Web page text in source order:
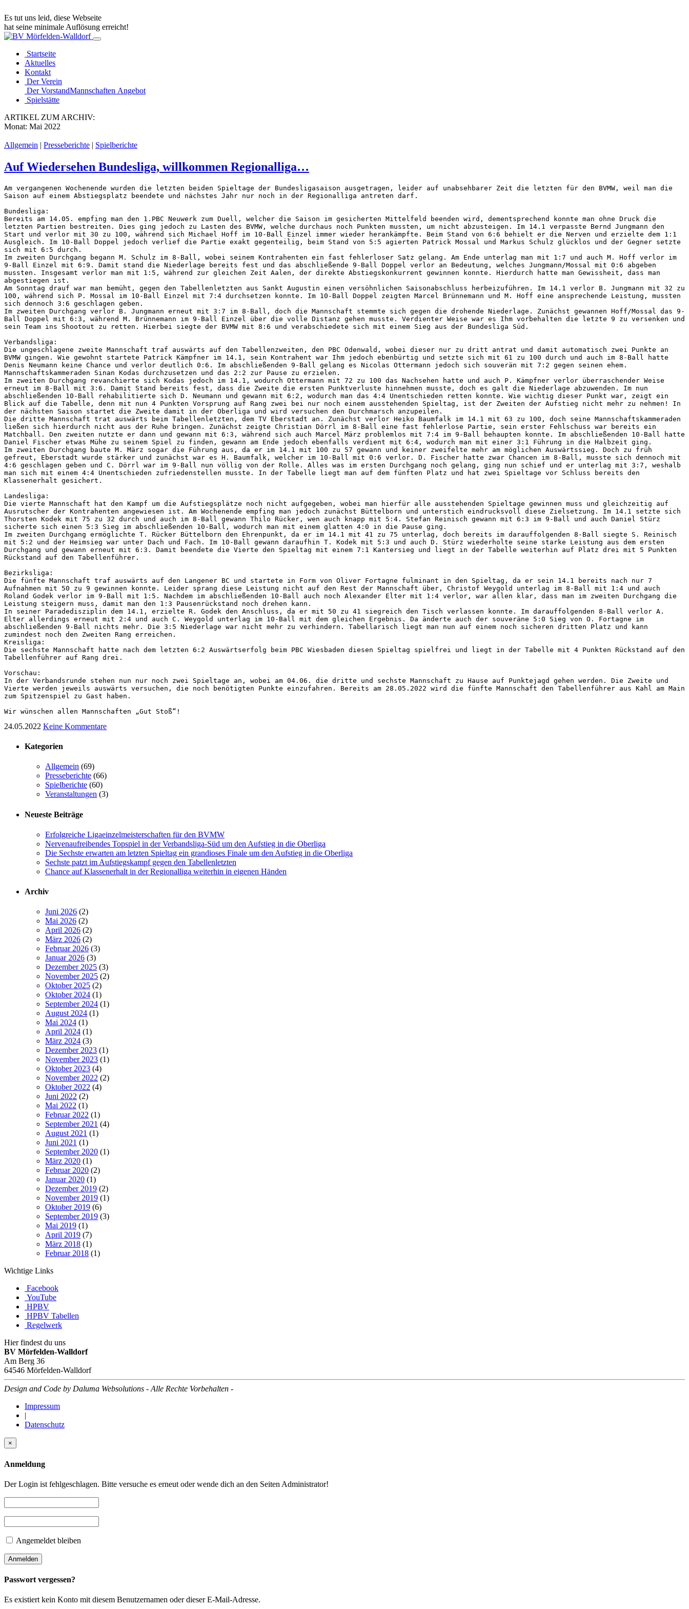
Es tut uns leid, diese Webseite
hat seine minimale Auflösung erreicht!
Startseite
Aktuelles
Kontakt
Der Verein
Der VorstandMannschaften Angebot
Spielstätte
ARTIKEL ZUM ARCHIV:
Monat: Mai 2022
Allgemein | Presseberichte | Spielberichte
Auf Wiedersehen Bundesliga, willkommen Regionalliga…
Am vergangenen Wochenende wurden die letzten beiden Spieltage der Bundesligasaison ausgetragen, leider auf unabsehbarer Zeit die letzten für den BVMW, weil man die
Saison auf einem Abstiegsplatz beendete und nächstes Jahr nur noch in der Regionalliga antreten darf.
Bundesliga:
Bereits am 14.05. empfing man den 1.PBC Neuwerk zum Duell, welcher die Saison im gesicherten Mittelfeld beenden wird, dementsprechend konnte man ohne Druck die
letzten Partien bestreiten. Dies ging jedoch zu Lasten des BVMW, welche durchaus noch Punkten mussten, um nicht abzusteigen. Im 14.1 verpasste Bernd Jungmann den
Start und verlor mit 30 zu 100, während sich Michael Hoff im 10-Ball Einzel immer wieder herankämpfte. Beim Stand von 6:6 behielt er die Nerven und erzielte dem 1:1
Ausgleich. Im 10-Ball Doppel jedoch verlief die Partie exakt gegenteilig, beim Stand von 5:5 agierten Patrick Mossal und Markus Schulz glücklos und der Gegner setzte
sich mit 6:5 durch.
Im zweiten Durchgang begann M. Schulz im 8-Ball, wobei seinem Kontrahenten ein fast fehlerloser Satz gelang. Am Ende unterlag man mit 1:7 und auch M. Hoff verlor im
9-Ball Einzel mit 6:9. Damit stand die Niederlage bereits fest und das abschließende 9-Ball Doppel verlor an Bedeutung, welches Jungmann/Mossal mit 0:6 abgeben
mussten. Insgesamt verlor man mit 1:5, während zur gleichen Zeit Aalen, der direkte Abstiegskonkurrent gewinnen konnte. Hierdurch hatte man Gewissheit, dass man
abgestiegen ist.
Am Sonntag drauf war man bemüht, gegen den Tabellenletzten aus Sankt Augustin einen versöhnlichen Saisonabschluss herbeizuführen. Im 14.1 verlor B. Jungmann mit 32 zu
100, während sich P. Mossal im 10-Ball Einzel mit 7:4 durchsetzen konnte. Im 10-Ball Doppel zeigten Marcel Brünnemann und M. Hoff eine ansprechende Leistung, mussten
sich dennoch 3:6 geschlagen geben.
Im zweiten Durchgang verlor B. Jungmann erneut mit 3:7 im 8-Ball, doch die Mannschaft stemmte sich gegen die drohende Niederlage. Zunächst gewannen Hoff/Mossal das 9-
Ball Doppel mit 6:3, während M. Brünnemann im 9-Ball Einzel über die volle Distanz gehen musste. Verdienter Weise war es Ihm vorbehalten die letzte 9 zu versenken und
sein Team ins Shootout zu retten. Hierbei siegte der BVMW mit 8:6 und verabschiedete sich mit einem Sieg aus der Bundesliga Süd.
Verbandsliga:
Die ungeschlagene zweite Mannschaft traf auswärts auf den Tabellenzweiten, den PBC Odenwald, wobei dieser nur zu dritt antrat und damit automatisch zwei Punkte an
BVMW gingen. Wie gewohnt startete Patrick Kämpfner im 14.1, sein Kontrahent war Ihm jedoch ebenbürtig und setzte sich mit 61 zu 100 durch und auch im 8-Ball hatte
Denis Neumann keine Chance und verlor deutlich 0:6. Im abschließenden 9-Ball gelang es Nicolas Ottermann jedoch sich souverän mit 7:2 gegen seinen ehem.
Mannschaftskammeraden Sinan Kodas durchzusetzen und das 2:2 zur Pause zu erzielen.
Im zweiten Durchgang revanchierte sich Kodas jedoch im 14.1, wodurch Ottermann mit 72 zu 100 das Nachsehen hatte und auch P. Kämpfner verlor überraschender Weise
erneut im 8-Ball mit 3:6. Damit Stand bereits fest, dass die Zweite die ersten Punktverluste hinnehmen musste, doch es galt die Niederlage abzuwenden. Im nun
abschließenden 10-Ball rehabilitierte sich D. Neumann und gewann mit 6:2, wodurch man das 4:4 Unentschieden retten konnte. Wie wichtig dieser Punkt war, zeigt ein
Blick auf die Tabelle, denn mit nun 4 Punkten Vorsprung auf Rang zwei bei nur noch einem ausstehenden Spieltag, ist der Zweiten der Aufstieg nicht mehr zu nehmen! In
der nächsten Saison startet die Zweite damit in der Oberliga und wird versuchen den Durchmarsch anzupeilen.
Die dritte Mannschaft trat auswärts beim Tabellenletzten, dem TV Eberstadt an. Zunächst verlor Heiko Baumfalk im 14.1 mit 63 zu 100, doch seine Mannschaftskammeraden
ließen sich hierdurch nicht aus der Ruhe bringen. Zunächst zeigte Christian Dörrl im 8-Ball eine fast fehlerlose Partie, sein erster Fehlschuss war bereits ein
Matchball. Den zweiten nutzte er dann und gewann mit 6:3, während sich auch Marcel März problemlos mit 7:4 im 9-Ball behaupten konnte. Im abschließenden 10-Ball hatte
Daniel Fischer etwas Mühe zu seinem Spiel zu finden, gewann am Ende jedoch ebenfalls verdient mit 6:4, wodurch man mit einer 3:1 Führung in die Halbzeit ging.
Im zweiten Durchgang baute M. März sogar die Führung aus, da er im 14.1 mit 100 zu 57 gewann und keiner zweifelte mehr am möglichen Auswärtssieg. Doch zu früh
gefreut, Eberstadt wurde stärker und zunächst war es H. Baumfalk, welcher im 10-Ball mit 0:6 verlor. D. Fischer hatte zwar Chancen im 8-Ball, musste sich dennoch mit
4:6 geschlagen geben und C. Dörrl war im 9-Ball nun völlig von der Rolle. Alles was im ersten Durchgang noch gelang, ging nun schief und er unterlag mit 3:7, weshalb
man sich mit einem 4:4 Unentschieden zufriedenstellen musste. In der Tabelle liegt man auf dem fünften Platz und hat zwei Spieltage vor Schluss bereits den
Klassenerhalt gesichert.
Landesliga:
Die vierte Mannschaft hat den Kampf um die Aufstiegsplätze noch nicht aufgegeben, wobei man hierfür alle ausstehenden Spieltage gewinnen muss und gleichzeitig auf
Ausrutscher der Kontrahenten angewiesen ist. Am Wochenende empfing man jedoch zunächst Büttelborn und unterstich eindrucksvoll diese Zielsetzung. Im 14.1 setzte sich
Thorsten Kodek mit 75 zu 32 durch und auch im 8-Ball gewann Thilo Rücker, wen auch knapp mit 5:4. Stefan Reinisch gewann mit 6:3 im 9-Ball und auch Daniel Stürz
sicherte sich einen 5:3 Sieg im abschließenden 10-Ball, wodurch man mit einem glatten 4:0 in die Pause ging.
Im zweiten Durchgang ermöglichte T. Rücker Büttelborn den Ehrenpunkt, da er im 14.1 mit 41 zu 75 unterlag, doch bereits im darauffolgenden 8-Ball siegte S. Reinisch
mit 5:2 und der Heimsieg war unter Dach und Fach. Im 10-Ball gewann daraufhin T. Kodek mit 5:3 und auch D. Stürz wiederholte seine starke Leistung aus dem ersten
Durchgang und gewann erneut mit 6:3. Damit beendete die Vierte den Spieltag mit einem 7:1 Kantersieg und liegt in der Tabelle weiterhin auf Platz drei mit 5 Punkten
Rückstand auf den Tabellenführer.
Bezirksliga:
Die fünfte Mannschaft traf auswärts auf den Langener BC und startete in Form von Oliver Fortagne fulminant in den Spieltag, da er sein 14.1 bereits nach nur 7
Aufnahmen mit 50 zu 9 gewinnen konnte. Leider sprang diese Leistung nicht auf den Rest der Mannschaft über, Christof Weygold unterlag im 8-Ball mit 1:4 und auch
Roland Godek verlor im 9-Ball mit 1:5. Nachdem im abschließenden 10-Ball auch noch Alexander Elter mit 1:4 verlor, war allen klar, dass man im zweiten Durchgang die
Leistung steigern muss, damit man den 1:3 Pausenrückstand noch drehen kann.
In seiner Paradedisziplin dem 14.1, erzielte R. Godek den Anschluss, da er mit 50 zu 41 siegreich den Tisch verlassen konnte. Im darauffolgenden 8-Ball verlor A.
Elter allerdings erneut mit 2:4 und auch C. Weygold unterlag im 10-Ball mit dem gleichen Ergebnis. Da änderte auch der souveräne 5:0 Sieg von O. Fortagne im
abschließenden 9-Ball nichts mehr. Die 3:5 Niederlage war nicht mehr zu verhindern. Tabellarisch liegt man nun auf einem noch sicheren dritten Platz und kann
zumindest noch den Zweiten Rang erreichen.
Kreisliga:
Die sechste Mannschaft hatte nach dem letzten 6:2 Auswärtserfolg beim PBC Wiesbaden diesen Spieltag spielfrei und liegt in der Tabelle mit 4 Punkten Rückstand auf den
Tabellenführer auf Rang drei.
Vorschau:
In der Verbandsrunde stehen nun nur noch zwei Spieltage an, wobei am 04.06. die dritte und sechste Mannschaft zu Hause auf Punktejagd gehen werden. Die Zweite und
Vierte werden jeweils auswärts versuchen, die noch benötigten Punkte einzufahren. Bereits am 28.05.2022 wird die fünfte Mannschaft den Tabellenführer aus Kahl am Main
zum Spitzenspiel zu Gast haben.
24.05.2022 Keine Kommentare
Kategorien
Allgemein (69)
Presseberichte (66)
Spielberichte (60)
Veranstaltungen (3)
Neueste Beiträge
Erfolgreiche Ligaeinzelmeisterschaften für den BVMW
Nervenaufreibendes Topspiel in der Verbandsliga-Süd um den Aufstieg in die Oberliga
Die Sechste erwarten am letzten Spieltag ein grandioses Finale um den Aufstieg in die Oberliga
Sechste patzt im Aufstiegskampf gegen den Tabellenletzten
Chance auf Klassenerhalt in der Regionalliga weiterhin in eigenen Händen
Archiv
Juni 2026 (2)
Mai 2026 (2)
April 2026 (2)
März 2026 (2)
Februar 2026 (3)
Januar 2026 (3)
Dezember 2025 (3)
November 2025 (2)
Oktober 2025 (2)
Oktober 2024 (1)
September 2024 (1)
August 2024 (1)
Mai 2024 (1)
April 2024 (1)
März 2024 (3)
Dezember 2023 (1)
November 2023 (1)
Oktober 2023 (4)
November 2022 (2)
Oktober 2022 (4)
Juni 2022 (2)
Mai 2022 (1)
Februar 2022 (1)
September 2021 (4)
August 2021 (1)
Juni 2021 (1)
September 2020 (1)
März 2020 (1)
Februar 2020 (2)
Januar 2020 (1)
Dezember 2019 (2)
November 2019 (1)
Oktober 2019 (6)
September 2019 (3)
Mai 2019 (1)
April 2019 (7)
März 2018 (1)
Februar 2018 (1)
Wichtige Links
Facebook
YouTube
HPBV
HPBV Tabellen
Regelwerk
Hier findest du uns
BV Mörfelden-Walldorf
Am Berg 36
64546 Mörfelden-Walldorf
Design and Code by Daluma Websolutions - Alle Rechte Vorbehalten -
Impressum
|
Datenschutz
×
Anmeldung
Der Login ist fehlgeschlagen. Bitte versuche es erneut oder wende dich an den Seiten Administrator!
Angemeldet bleiben
Passwort vergessen?
Es existiert kein Konto mit diesem Benutzernamen oder dieser E-Mail-Adresse.